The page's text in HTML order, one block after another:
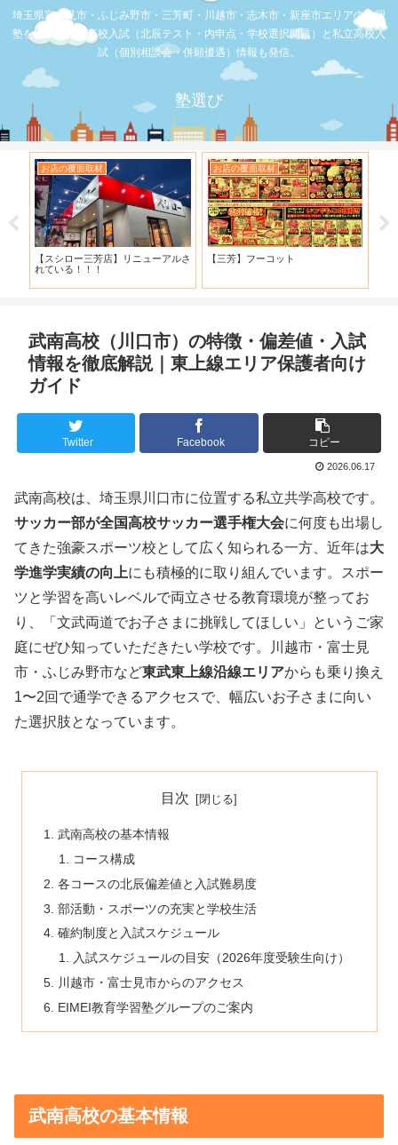
埼玉県富士見市・ふじみ野市・三芳町・川越市・志木市・新座市エリアの学習
塾を比較。公立高校入試（北辰テスト・内申点・学校選択問題）と私立高校入
試（個別相談会・併願優遇）情報も発信。
塾選び
お店の覆面取材
【スシロー三芳店】リニューアルさ
れている！！！
お店の覆面取材
【三芳】フーコット
武南高校（川口市）の特徴・偏差値・入試
情報を徹底解説｜東上線エリア保護者向け
ガイド
Twitter Facebook コピー
2026.06.17
武南高校は、埼玉県川口市に位置する私立共学高校です。
サッカー部が全国高校サッカー選手権大会に何度も出場し
てきた強豪スポーツ校として広く知られる一方、近年は大
学進学実績の向上にも積極的に取り組んでいます。スポー
ツと学習を高いレベルで両立させる教育環境が整ってお
り、「文武両道でお子さまに挑戦してほしい」というご家
庭にぜひ知っていただきたい学校です。川越市・富士見
市・ふじみ野市など東武東上線沿線エリアからも乗り換え
1〜2回で通学できるアクセスで、幅広いお子さまに向い
た選択肢となっています。
目次
武南高校の基本情報
コース構成
各コースの北辰偏差値と入試難易度
部活動・スポーツの充実と学校生活
確約制度と入試スケジュール
入試スケジュールの目安（2026年度受験生向け）
川越市・富士見市からのアクセス
EIMEI教育学習塾グループのご案内
武南高校の基本情報